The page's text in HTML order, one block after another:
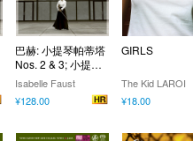
巴赫: 小提琴帕蒂塔
Nos. 2 & 3; 小提琴
独奏奏鸣曲 No. 3
Isabelle Faust
¥128.00
GIRLS
The Kid LAROI
¥18.00